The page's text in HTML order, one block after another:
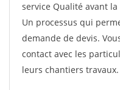
service Qualité avant
Un processus qui
demande de devis.
contact avec les
leurs chantiers travaux.